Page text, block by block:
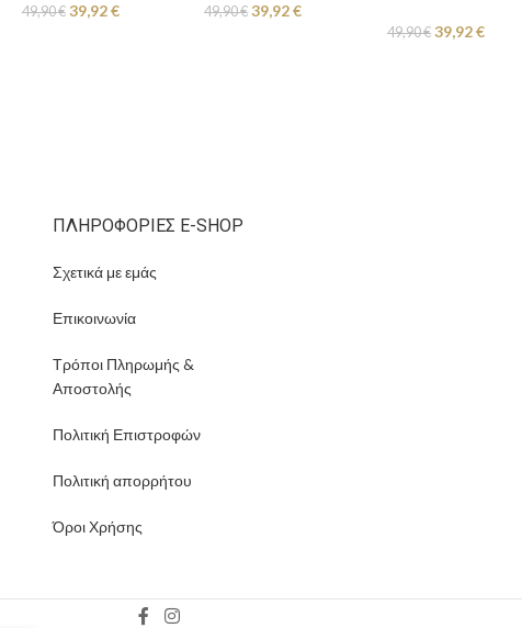
49,90€ 39,92€ 49,90€ 39,92€
49,90€ 39,92€
ΠΛΗΡΟΦΟΡΊΕΣ E-SHOP
Σχετικά με εμάς
Επικοινωνία
Τρόποι Πληρωμής &
Αποστολής
Πολιτική Επιστροφών
Πολιτική απορρήτου
Όροι Χρήσης